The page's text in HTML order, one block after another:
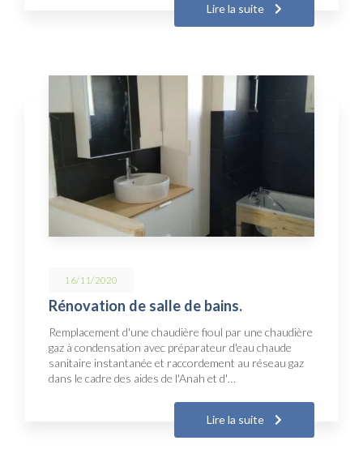
Lire la suite
16/11/2020
Rénovation de salle de bains.
Remplacement d'une chaudière fioul par une chaudière
gaz à condensation avec préparateur d'eau chaude
sanitaire instantanée et raccordement au réseau gaz
dans le cadre des aides de l'Anah et d'…
Lire la suite